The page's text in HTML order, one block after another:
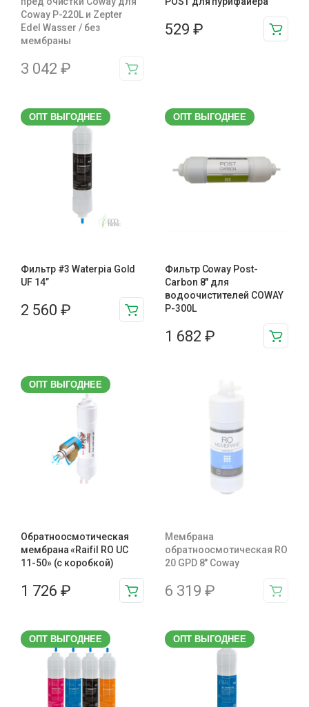
Coway P-220L и Zepter
Edel Wasser / без
мембраны
3 042 ₽
529 ₽
ОПТ ВЫГОДНЕЕ
Фильтр #3 Waterpia Gold
UF 14”
2 560 ₽
ОПТ ВЫГОДНЕЕ
Фильтр Coway Post-
Carbon 8″ для
водоочистителей COWAY
P-300L
1 682 ₽
ОПТ ВЫГОДНЕЕ
Обратноосмотическая
мембрана «Raifil RO UC
11-50» (с коробкой)
1 726 ₽
Мембрана
обратноосмотическая RO
20 GPD 8″ Coway
6 319 ₽
ОПТ ВЫГОДНЕЕ ОПТ ВЫГОДНЕЕ